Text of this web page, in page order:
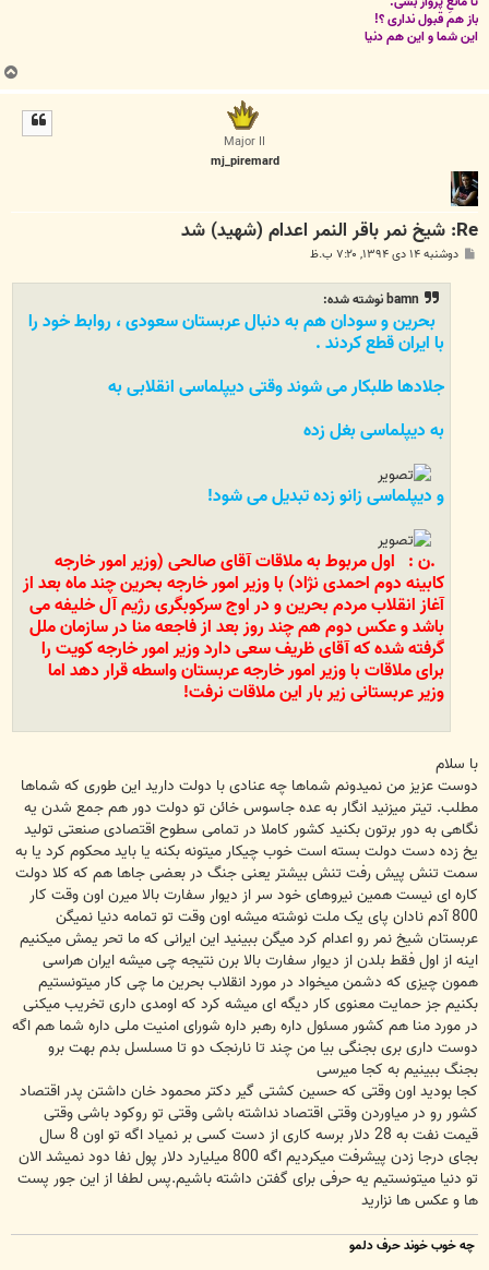
باز هم قبول نداری ؟!
این شما و این هم دنیا
ب
ا
Major II
mj_piremard
Re: شیخ نمر باقر النمر اعدام (شهید) شد
پ دوشنبه ۱۴ دی ۱۳۹۴, ۷:۲۰ ب.ظ
bamn نوشته شده:
بحرین و سودان هم به دنبال عربستان سعودی ، روابط خود را
با ایران قطع کردند .
جلادها طلبکار می شوند وقتی دیپلماسی انقلابی به
به دیپلماسی بغل زده
و دیپلماسی زانو زده تبدیل می شود!
.ن : اول مربوط به ملاقات آقای صالحی (وزیر امور خارجه
کابینه دوم احمدی نژاد) با وزیر امور خارجه بحرین چند ماه بعد از
آغاز انقلاب مردم بحرین و در اوج سرکوبگری رژیم آل خلیفه می
باشد و عکس دوم هم چند روز بعد از فاجعه منا در سازمان ملل
گرفته شده که آقای ظریف سعی دارد وزیر امور خارجه کویت را
برای ملاقات با وزیر امور خارجه عربستان واسطه قرار دهد اما
وزیر عربستانی زیر بار این ملاقات نرفت!
با سلام
دوست عزیز من نمیدونم شماها چه عنادی با دولت دارید این طوری که شماها
مطلب. تیتر میزنید انگار به عده جاسوس خائن تو دولت دور هم جمع شدن یه
نگاهی به دور برتون بکنید کشور کاملا در تمامی سطوح اقتصادی صنعتی تولید
یخ زده دست دولت بسته است خوب چیکار میتونه بکنه یا باید محکوم کرد یا به
سمت تنش پیش رفت تنش بیشتر یعنی جنگ در بعضی جاها هم که کلا دولت
کاره ای نیست همین نیروهای خود سر از دیوار سفارت بالا میرن اون وقت کار
800 آدم نادان پای یک ملت نوشته میشه اون وقت تو تمامه دنیا نمیگن
عربستان شیخ نمر رو اعدام کرد میگن ببینید این ایرانی که ما تحر یمش میکنیم
اینه از اول فقط بلدن از دیوار سفارت بالا برن نتیجه چی میشه ایران هراسی
همون چیزی که دشمن میخواد در مورد انقلاب بحرین ما چی کار میتونستیم
بکنیم جز حمایت معنوی کار دیگه ای میشه کرد که اومدی داری تخریب میکنی
در مورد منا هم کشور مسئول داره رهبر داره شورای امنیت ملی داره شما هم اگه
دوست داری بری بجنگی بیا من چند تا نارنجک دو تا مسلسل بدم بهت برو
بجنگ ببینیم به کجا میرسی
کجا بودید اون وقتی که حسین کشتی گیر دکتر محمود خان داشتن پدر اقتصاد
کشور رو در میاوردن وقتی اقتصاد نداشته باشی وقتی تو روکود باشی وقتی
قیمت نفت به 28 دلار برسه کاری از دست کسی بر نمیاد اگه تو اون 8 سال
بجای درجا زدن پیشرفت میکردیم اگه 800 میلیارد دلار پول نفا دود نمیشد الان
تو دنیا میتونستیم یه حرفی برای گفتن داشته باشیم.پس لطفا از این جور پست
ها و عکس ها نزارید
چه خوب خوند حرف دلمو